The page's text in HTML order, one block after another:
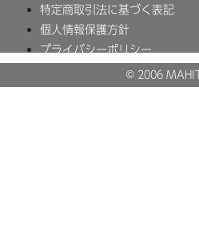
特定商取引法に基づく表記
個人情報保護方針
プライバシーポリシー
© 2006